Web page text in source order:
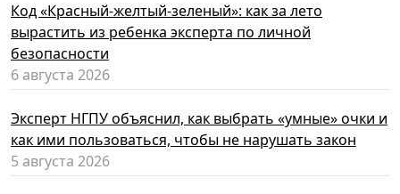
Код «Красный-желтый-зеленый»: как за лето
вырастить из ребенка эксперта по личной
безопасности
6 августа 2026
Эксперт НГПУ объяснил, как выбрать «умные» очки и
как ими пользоваться, чтобы не нарушать закон
5 августа 2026